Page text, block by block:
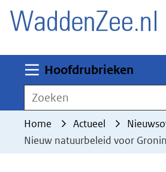
deze
worden
toegestaan
geweigerd.
Hoofdrubrieken
Zoeken
Home Actueel
Nieuw natuurbeleid voor